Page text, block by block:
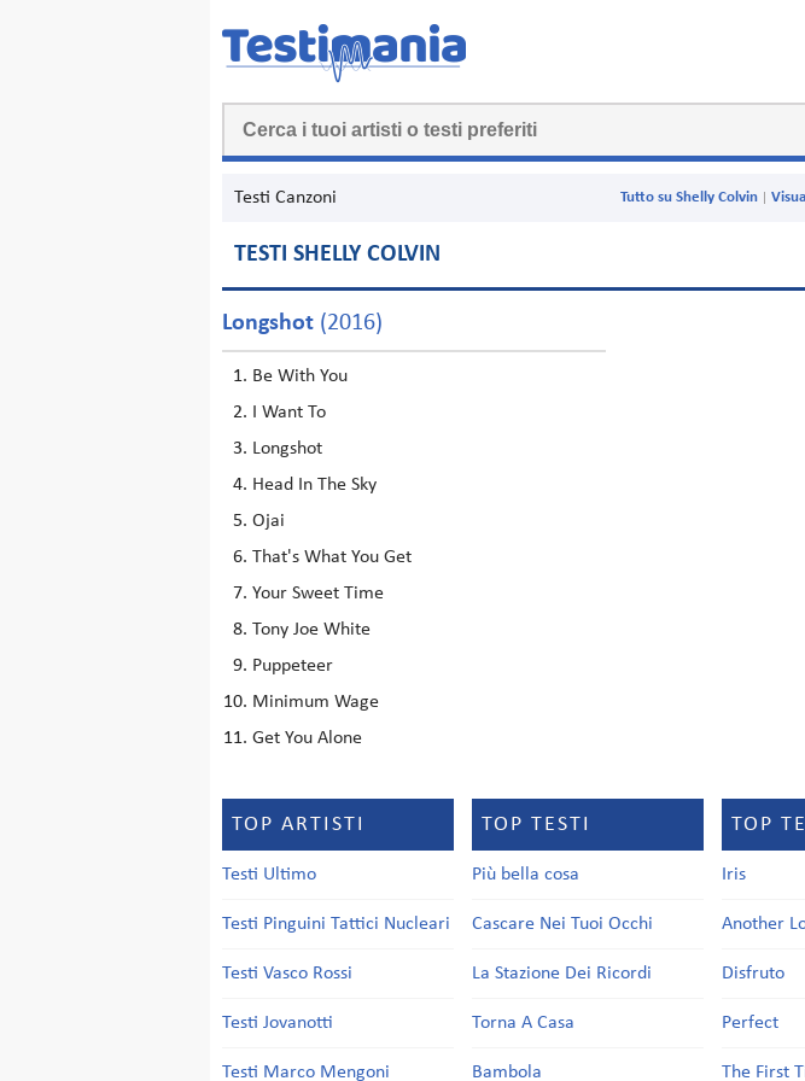
Testi Canzoni Tutto su Shelly Colvin
TESTI SHELLY COLVIN
Longshot (2016)
Be With You
I Want To
Longshot
Head In The Sky
Ojai
That's What You Get
Your Sweet Time
Tony Joe White
Puppeteer
Minimum Wage
Get You Alone
TOP ARTISTI
Testi Ultimo
Testi Pinguini Tattici Nucleari
Testi Vasco Rossi
Testi Jovanotti
Testi Marco Mengoni
TOP TESTI
Più bella cosa
Cascare Nei Tuoi Occhi
La Stazione Dei Ricordi
Torna A Casa
Bambola
TOP
Iris
Another
Disfruto
Perfect
The First